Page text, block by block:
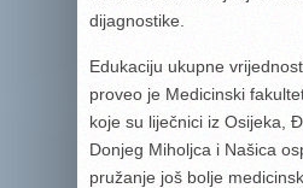
dijagnostike.
Edukaciju ukupne
proveo je Medicinski
koje su liječnici iz Osijeka,
Donjeg Miholjca i Našica
pružanje još bolje